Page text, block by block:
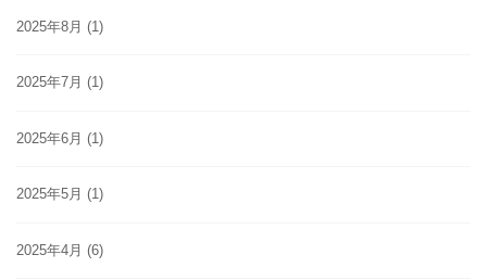
2025年8月 (1)
2025年7月 (1)
2025年6月 (1)
2025年5月 (1)
2025年4月 (6)